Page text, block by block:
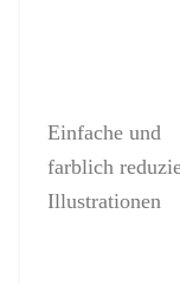
Einfache und
farblich
Illustrationen